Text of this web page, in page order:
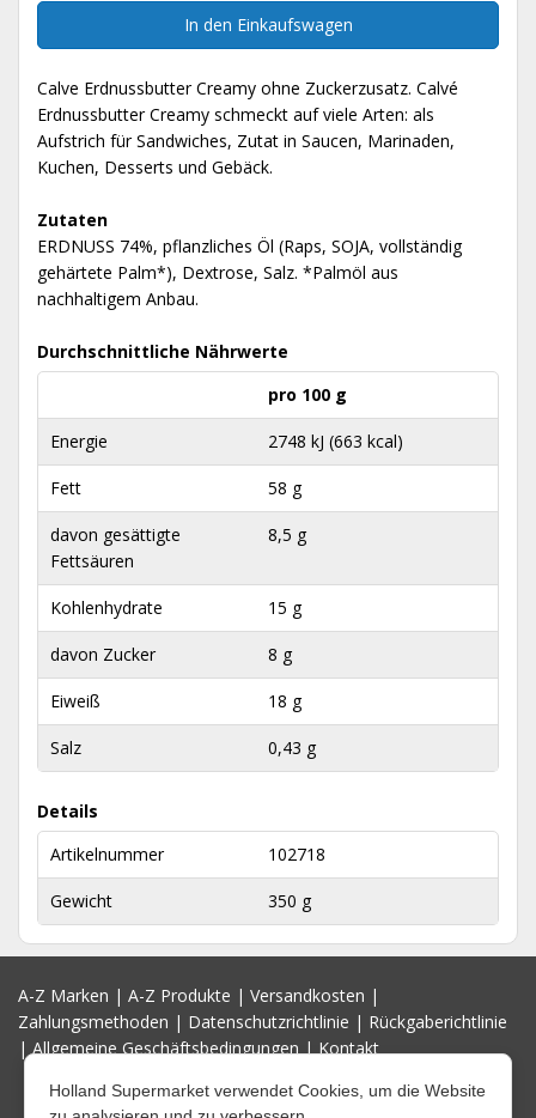
In den Einkaufswagen
Calve Erdnussbutter Creamy ohne Zuckerzusatz. Calvé
Erdnussbutter Creamy schmeckt auf viele Arten: als
Aufstrich für Sandwiches, Zutat in Saucen, Marinaden,
Kuchen, Desserts und Gebäck.
Zutaten
ERDNUSS 74%, pflanzliches Öl (Raps, SOJA, vollständig
gehärtete Palm*), Dextrose, Salz. *Palmöl aus
nachhaltigem Anbau.
Durchschnittliche Nährwerte
pro 100 g
Energie 2748 kJ (663 kcal)
Fett 58 g
davon gesättigte
Fettsäuren
8,5 g
Kohlenhydrate 15 g
davon Zucker 8 g
Eiweiß 18 g
Salz 0,43 g
Details
Artikelnummer
102718
Gewicht 350 g
A-Z Marken | A-Z Produkte | Versandkosten |
Zahlungsmethoden | Datenschutzrichtlinie | Rückgaberichtlinie
|Allgemeine Geschäftsbedingungen|Kontakt
Holland Supermarket verwendet Cookies, um die Website